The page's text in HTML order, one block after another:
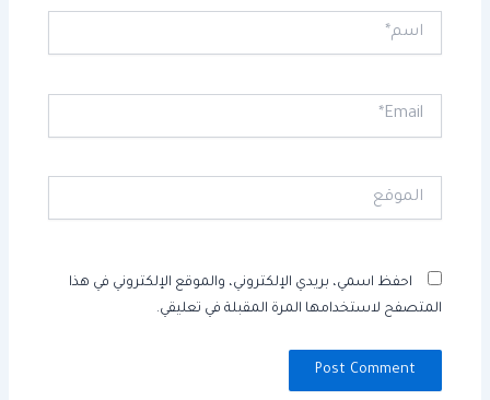
اسم*
Email*
الموقع
احفظ اسمي، بريدي الإلكتروني، والموقع الإلكتروني في هذا
المتصفح لاستخدامها المرة المقبلة في تعليقي.